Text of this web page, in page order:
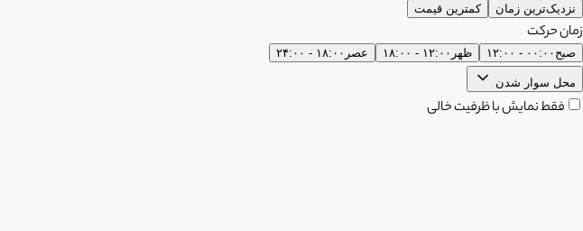
نزدیک‌ترین زمان کمترین قیمت
زمان حرکت
صبح ۰۰:۰۰ - ۱۲:۰۰ ظهر ۱۲:۰۰ - ۱۸:۰۰ عصر ۱۸:۰۰ - ۲۴:۰۰
محل سوار شدن
فقط نمایش با ظرفیت خالی